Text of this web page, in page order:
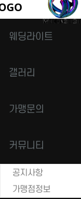
웨딩라이트
갤러리
가맹문의
커뮤니티
공지사항
가맹점정보